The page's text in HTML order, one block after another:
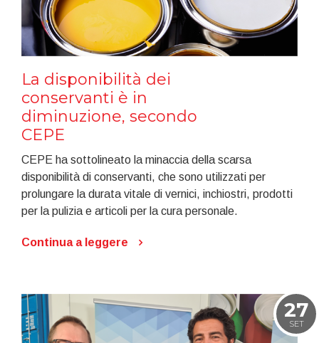
La disponibilità dei
conservanti è in
diminuzione, secondo
CEPE
CEPE ha sottolineato la minaccia della scarsa
disponibilità di conservanti, che sono utilizzati per
prolungare la durata vitale di vernici, inchiostri, prodotti
per la pulizia e articoli per la cura personale.
Continua a leggere
27
SET